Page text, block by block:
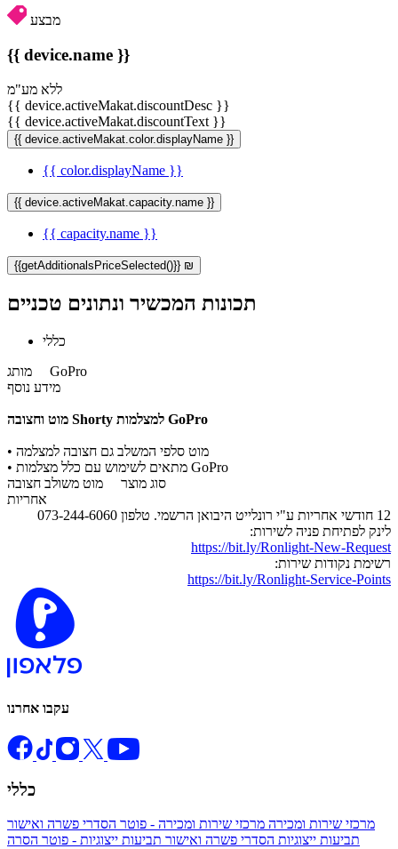
מבצע
{{ device.name }}
ללא מע"מ
{{ device.activeMakat.discountDesc }}
{{ device.activeMakat.discountText }}
{{ device.activeMakat.color.displayName }}
{{ color.displayName }}
{{ device.activeMakat.capacity.name }}
{{ capacity.name }}
{{getAdditionalsPriceSelected()}} ₪
תכונות המכשיר ונתונים טכניים
כללי
מותג GoPro
מידע נוסף
מוט וחצובה Shorty למצלמות GoPro
• מוט סלפי המשלב גם חצובה למצלמה
•
מתאים לשימוש עם כלל מצלמות GoPro
סוג מוצר מוט משולב חצובה
אחריות
12 חודשי אחריות ע"י רונלייט היבואן הרשמי. טלפון 073-244-6060
לינק לפתיחת פניה לשירות:
https://bit.ly/Ronlight-New-Request
רשימת נקודות שירות:
https://bit.ly/Ronlight-Service-Points
עקבו אחרנו
כללי
מרכזי שירות ומכירה מרכזי שירות ומכירה - פוטר הסדרי פשרה ואישור
תביעות ייצוגיות הסדרי פשרה ואישור תביעות ייצוגיות - פוטר הסרה